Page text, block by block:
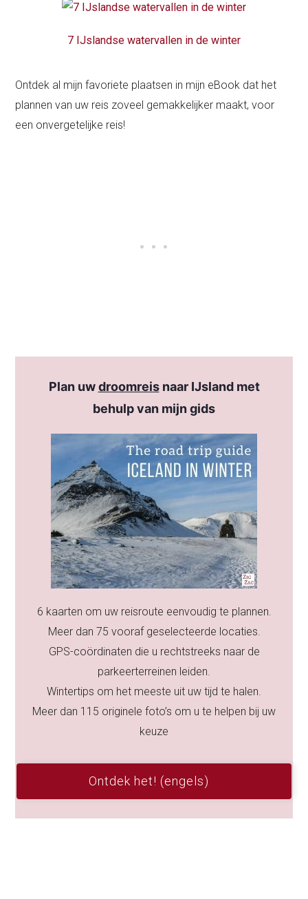
7 IJslandse watervallen in de winter
Ontdek al mijn favoriete plaatsen in mijn eBook dat het
plannen van uw reis zoveel gemakkelijker maakt, voor
een onvergetelijke reis!
Plan uwdroomreisnaar IJsland met
behulp van mijn gids
6 kaarten om uw reisroute eenvoudig te plannen.
Meer dan 75 vooraf geselecteerde locaties.
GPS-coördinaten die u rechtstreeks naar de
parkeerterreinen leiden.
Wintertips om het meeste uit uw tijd te halen.
Meer dan 115 originele foto’s om u te helpen bij uw
keuze
Ontdek het! (engels)